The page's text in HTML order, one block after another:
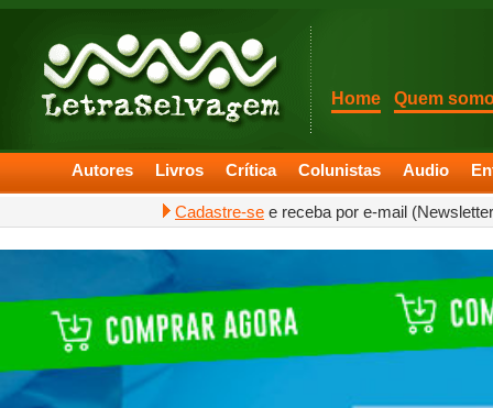
Home Quem
Autores Livros Crítica Colunistas Audio
Cadastre-se e receba por e-mail